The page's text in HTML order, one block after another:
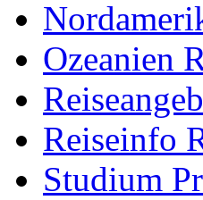
Ozeanien
Reiseinfo
Studium